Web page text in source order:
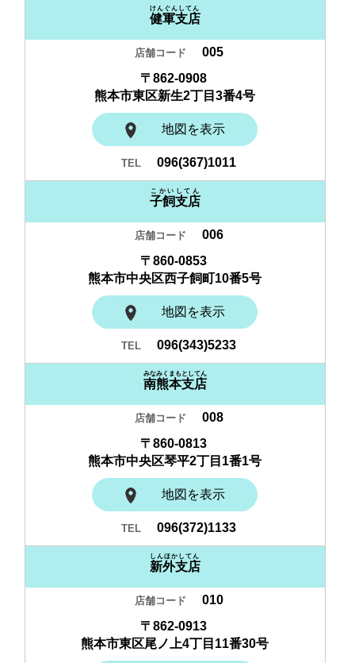
健軍支店
けんぐんしてん
005
〒862-0908
熊本市東区新生2丁目3番4号
地図を表示
096(367)1011
子飼支店
こかいしてん
006
〒860-0853
熊本市中央区西子飼町10番5号
地図を表示
096(343)5233
南熊本支店
みなみくまもとしてん
008
〒860-0813
熊本市中央区琴平2丁目1番1号
地図を表示
096(372)1133
新外支店
しんほかしてん
010
〒862-0913
熊本市東区尾ノ上4丁目11番30号